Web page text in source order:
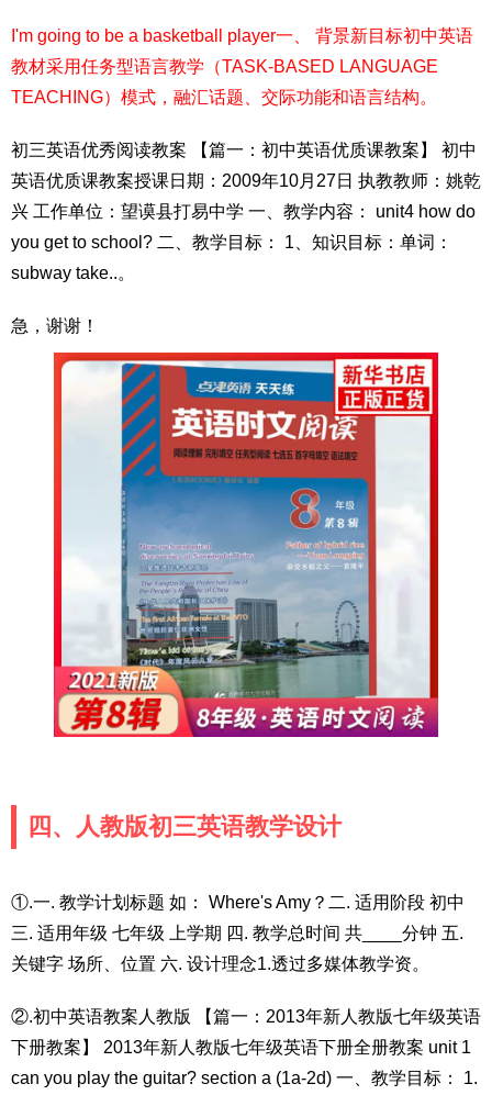
I'm going to be a basketball player一、 背景新目标初中英语
教材采用任务型语言教学（TASK-BASED LANGUAGE
TEACHING）模式，融汇话题、交际功能和语言结构。
初三英语优秀阅读教案 【篇一：初中英语优质课教案】 初中
英语优质课教案授课日期：2009年10月27日 执教教师：姚乾
兴 工作单位：望谟县打易中学 一、教学内容： unit4 how do
you get to school? 二、教学目标： 1、知识目标：单词：
subway take..。
急，谢谢！
四、人教版初三英语教学设计
①.一. 教学计划标题 如： Where's Amy？二. 适用阶段 初中
三. 适用年级 七年级 上学期 四. 教学总时间 共____分钟 五.
关键字 场所、位置 六. 设计理念1.透过多媒体教学资。
②.初中英语教案人教版 【篇一：2013年新人教版七年级英语
下册教案】 2013年新人教版七年级英语下册全册教案 unit 1
can you play the guitar? section a (1a-2d) 一、教学目标： 1.